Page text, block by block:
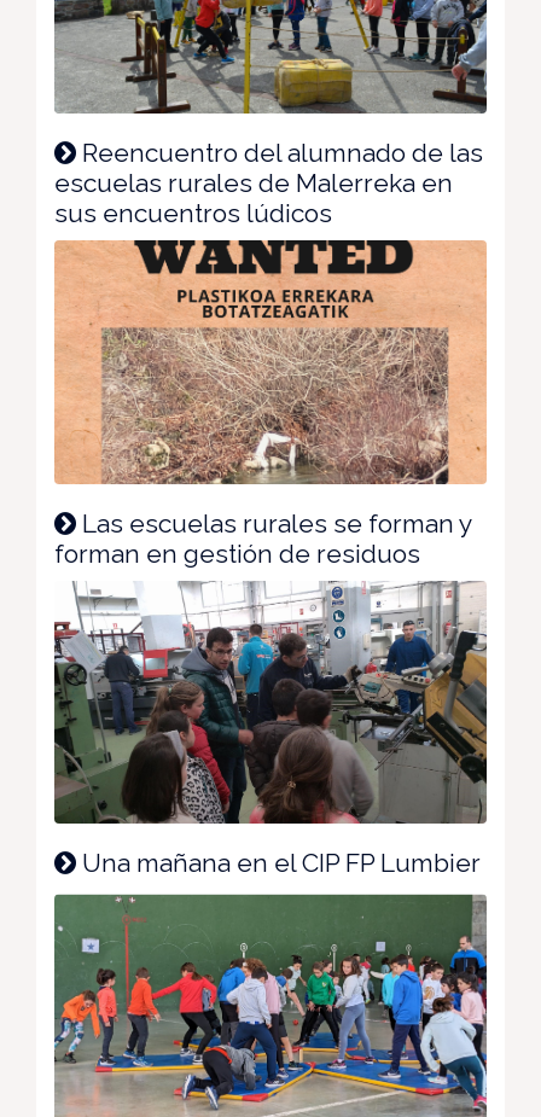
Reencuentro del alumnado de las
escuelas rurales de Malerreka en
sus encuentros lúdicos
Las escuelas rurales se forman y
forman en gestión de residuos
Una mañana en el CIP FP Lumbier